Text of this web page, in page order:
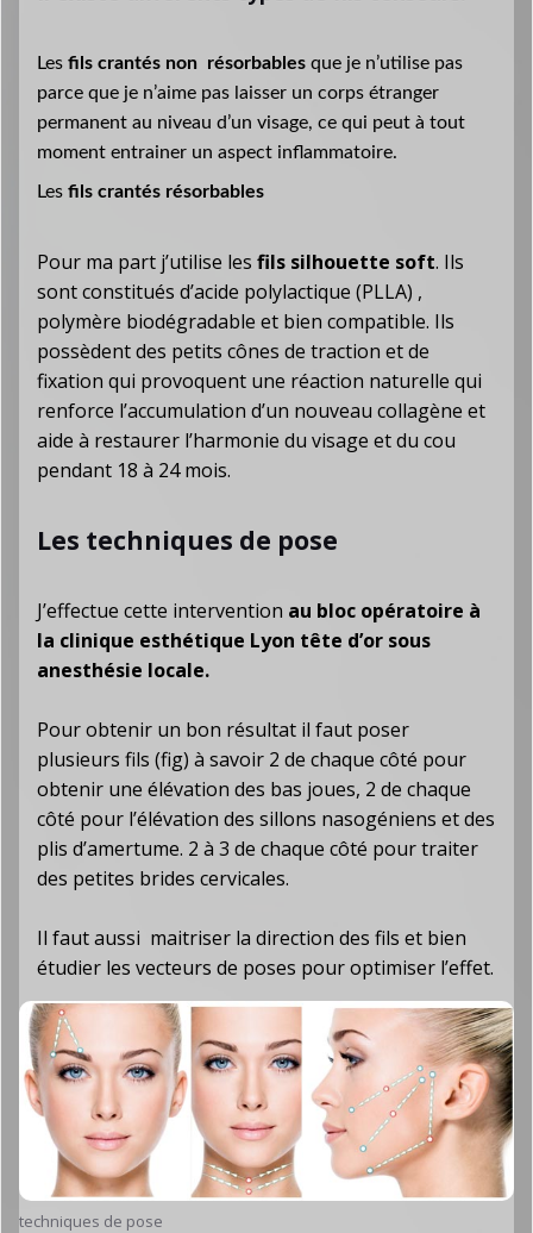
Les fils crantés non résorbables que je n’utilise pas
parce que je n’aime pas laisser un corps étranger
permanent au niveau d’un visage, ce qui peut à tout
moment entrainer un aspect inflammatoire.
Les fils crantés résorbables
Pour ma part j’utilise les fils silhouette soft. Ils
sont constitués d’acide polylactique (PLLA) ,
polymère biodégradable et bien compatible. Ils
possèdent des petits cônes de traction et de
fixation qui provoquent une réaction naturelle qui
renforce l’accumulation d’un nouveau collagène et
aide à restaurer l’harmonie du visage et du cou
pendant 18 à 24 mois.
Les techniques de pose
J’effectue cette intervention au bloc opératoire à
la clinique esthétique Lyon tête d’or sous
anesthésie locale.
Pour obtenir un bon résultat il faut poser
plusieurs fils (fig) à savoir 2 de chaque côté pour
obtenir une élévation des bas joues, 2 de chaque
côté pour l’élévation des sillons nasogéniens et des
plis d’amertume. 2 à 3 de chaque côté pour traiter
des petites brides cervicales.
Il faut aussi maitriser la direction des fils et bien
étudier les vecteurs de poses pour optimiser l’effet.
techniques de pose